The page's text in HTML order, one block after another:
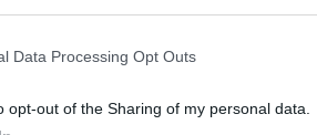
Data Processing Opt Outs
opt-out of the Sharing of my personal data.
squadre professionistiche dei
una macchina quasi perfetta:63